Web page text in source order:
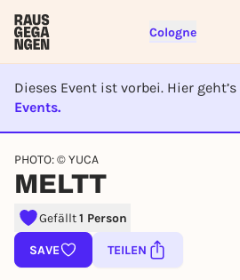
Cologne
Dieses Event ist vorbei. Hier geht’s
Events.
EVENT IST
PHOTO: © YUCA
MELTT
Gefällt1 Person
SAVE TEILEN
Sign up for free and
To like events, follow pages,
lotteries, you need a free
REGISTER FOR
You already have an